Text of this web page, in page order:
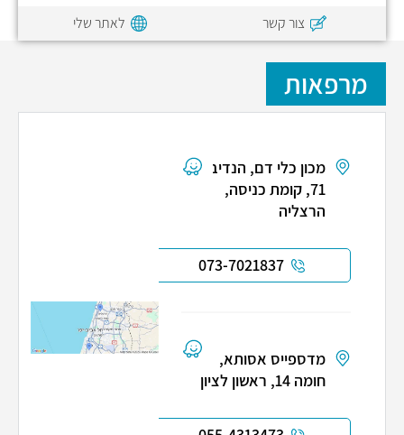
צור קשר לאתר שלי
מרפאות
מכון כלי דם, הנדיב
71, קומת כניסה,
הרצליה
073-7021837
מדספייס אסותא,
חומה 14, ראשון לציון